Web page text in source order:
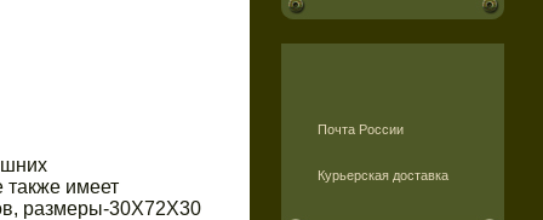
Почта России
Курьерская доставка
также имеет
размеры-30Х72Х30